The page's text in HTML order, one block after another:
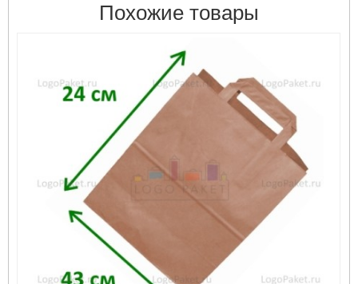
Похожие товары